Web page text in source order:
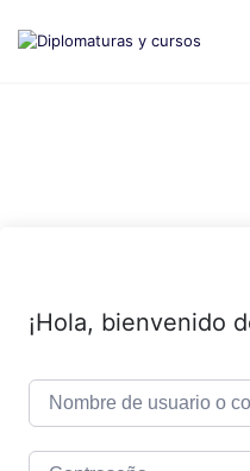
contenido
¡Hola, bienvenido